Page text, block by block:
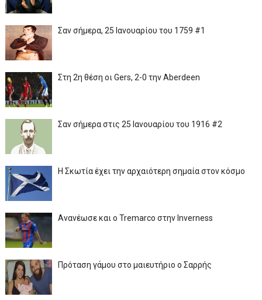
Σαν σήμερα, 25 Ιανουαρίου του 1759 #1
Στη 2η θέση οι Gers, 2-0 την Aberdeen
Σαν σήμερα στις 25 Ιανουαρίου του 1916 #2
Η Σκωτία έχει την αρχαιότερη σημαία στον κόσμο
Ανανέωσε και ο Tremarco στην Inverness
Πρόταση γάμου στο μαιευτήριο ο Σαρρής